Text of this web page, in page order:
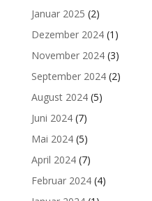
Januar 2025 (2)
Dezember 2024(1)
November 2024(3)
September 2024(2)
August 2024(5)
Juni 2024(7)
Mai 2024(5)
April 2024(7)
Februar 2024(4)